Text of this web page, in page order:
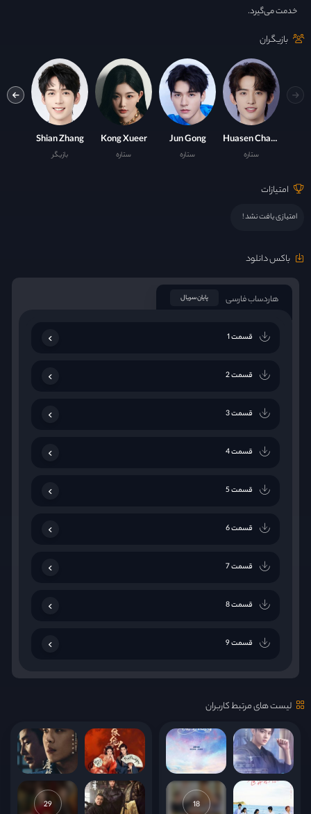
خدمت می‌گیرد.
بازیگران
Huasen Chang
ستاره
Jun Gong
ستاره
Kong Xueer
ستاره
Shian Zhang
بازیگر
امتیازات
امتیازی یافت نشد !
باکس دانلود
هاردساب فارسی پایان سریال
قسمت 1
قسمت 2
قسمت 3
قسمت 4
قسمت 5
قسمت 6
قسمت 7
قسمت 8
قسمت 9
قسمت 10
قسمت 12
لیست های مرتبط کاربران
18
29